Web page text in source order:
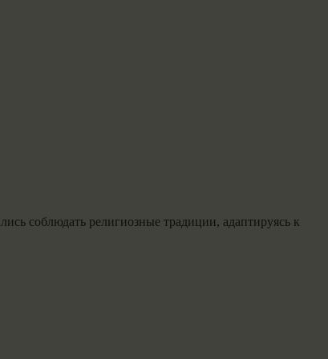
соблюдать религиозные традиции, адаптируясь к